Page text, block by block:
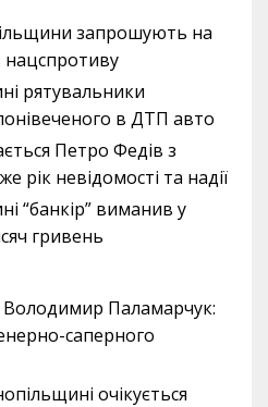
запрошують на
нацспротиву
рятувальники
в ДТП авто
Петро Федів з
рік невідомості та надії
“банкір” виманив у
гривень
Володимир Паламарчук:
саперного
очікується